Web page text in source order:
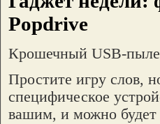
Popdrive
Крошечный USB-
Простите игру слов,
специфическое
вашим, и можно будет